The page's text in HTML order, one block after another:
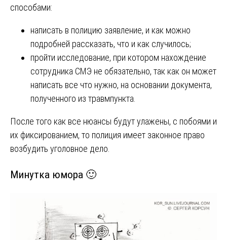
способами:
написать в полицию заявление, и как можно
подробней рассказать, что и как случилось;
пройти исследование, при котором нахождение
сотрудника СМЭ не обязательно, так как он может
написать все что нужно, на основании документа,
полученного из травмпункта.
После того как все нюансы будут улажены, с побоями и
их фиксированием, то полиция имеет законное право
возбудить уголовное дело.
Минутка юмора 🙂